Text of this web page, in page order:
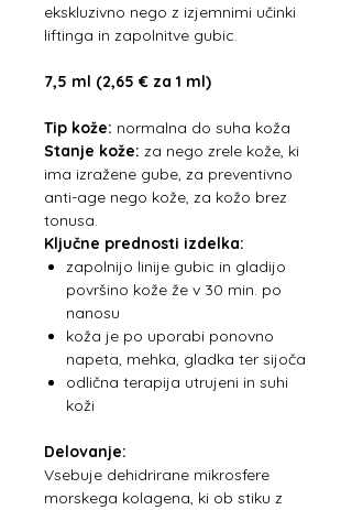
ekskluzivno nego z izjemnimi učinki
liftinga in zapolnitve gubic.
7,5 ml (2,65 € za 1 ml)
Tip kože: normalna do suha koža
Stanje kože: za nego zrele kože, ki
ima izražene gube, za preventivno
anti-age nego kože, za kožo brez
tonusa.
Ključne prednosti izdelka:
zapolnijo linije gubic in gladijo
površino kože že v 30 min. po
nanosu
koža je po uporabi ponovno
napeta, mehka, gladka ter sijoča
odlična terapija utrujeni in suhi
koži
Delovanje:
Vsebuje dehidrirane mikrosfere
morskega kolagena, ki ob stiku z